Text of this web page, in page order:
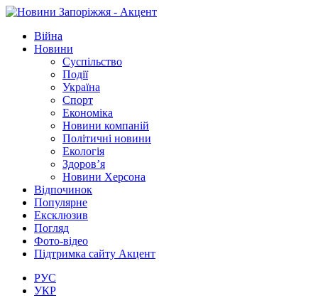
Війна
Новини
Суспільство
Події
Україна
Спорт
Економіка
Новини компаній
Політичні новини
Екологія
Здоров’я
Новини Херсона
Відпочинок
Популярне
Ексклюзив
Погляд
Фото-відео
Підтримка сайту Акцент
РУС
УКР